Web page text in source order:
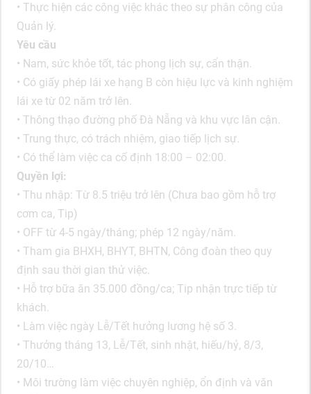
• Thực hiện các công việc khác theo sự phân công của
Quản lý.
Yêu cầu
• Nam, sức khỏe tốt, tác phong lịch sự, cẩn thận.
• Có giấy phép lái xe hạng B còn hiệu lực và kinh nghiệm
lái xe từ 02 năm trở lên.
• Thông thạo đường phố Đà Nẵng và khu vực lân cận.
• Trung thực, có trách nhiệm, giao tiếp lịch sự.
• Có thể làm việc ca cố định 18:00 – 02:00.
Quyền lợi:
• Thu nhập: Từ 8.5 triệu trở lên (Chưa bao gồm hỗ trợ
cơm ca, Tip)
• OFF từ 4-5 ngày/tháng; phép 12 ngày/năm.
• Tham gia BHXH, BHYT, BHTN, Công đoàn theo quy
định sau thời gian thử việc.
• Hỗ trợ bữa ăn 35.000 đồng/ca; Tip nhận trực tiếp từ
khách.
• Làm việc ngày Lễ/Tết hưởng lương hệ số 3.
• Thưởng tháng 13, Lễ/Tết, sinh nhật, hiếu/hỷ, 8/3,
20/10…
• Môi trường làm việc chuyên nghiệp, ổn định và văn